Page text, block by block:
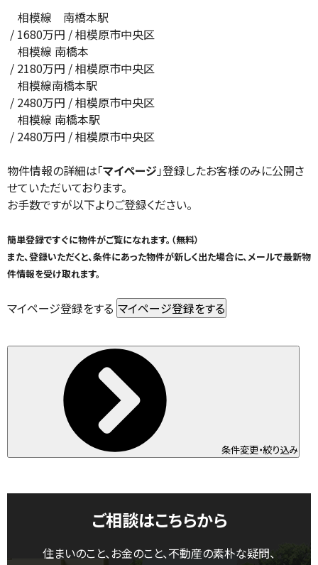
相模線 南橋本駅
/ 1680万円 / 相模原市中央区
相模線 南橋本
/ 2180万円 / 相模原市中央区
相模線南橋本駅
/ 2480万円 / 相模原市中央区
相模線 南橋本駅
/ 2480万円 / 相模原市中央区
物件情報の詳細は「マイページ」登録したお客様のみに公開さ
せていただいております。
お手数ですが以下よりご登録ください。
簡単登録ですぐに物件がご覧になれます。（無料）
また、登録いただくと、条件にあった物件が新しく出た場合に、メールで最新物
件情報を受け取れます。
マイページ登録をする
条件変更・絞り込み
ご相談はこちらから
住まいのこと、お金のこと、不動産の素朴な疑問、